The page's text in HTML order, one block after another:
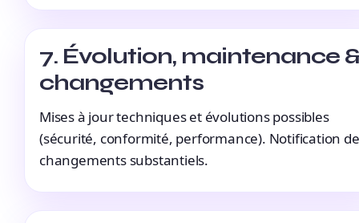
7. Évolution, maintenance
changements
Mises à jour techniques et évolutions possibles
(sécurité, conformité, performance). Notification
changements substantiels.